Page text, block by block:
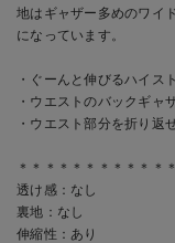
地はギャザー多めのワイ
になっています。
・ぐーんと伸びるハイス
・ウエストのバックギャ
・ウエスト部分を折り返
＊＊＊＊＊＊＊＊＊＊＊
透け感：なし
裏地：なし
伸縮性：あり